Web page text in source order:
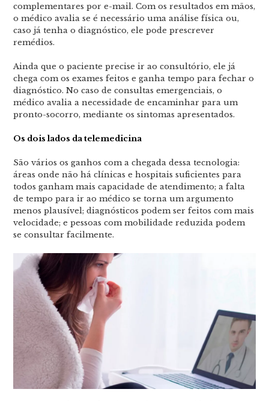
complementares por e-mail. Com os resultados em mãos,
o médico avalia se é necessário uma análise física ou,
caso já tenha o diagnóstico, ele pode prescrever
remédios.
Ainda que o paciente precise ir ao consultório, ele já
chega com os exames feitos e ganha tempo para fechar o
diagnóstico. No caso de consultas emergenciais, o
médico avalia a necessidade de encaminhar para um
pronto-socorro, mediante os sintomas apresentados.
Os dois lados da telemedicina
São vários os ganhos com a chegada dessa tecnologia:
áreas onde não há clínicas e hospitais suficientes para
todos ganham mais capacidade de atendimento; a falta
de tempo para ir ao médico se torna um argumento
menos plausível; diagnósticos podem ser feitos com mais
velocidade; e pessoas com mobilidade reduzida podem
se consultar facilmente.